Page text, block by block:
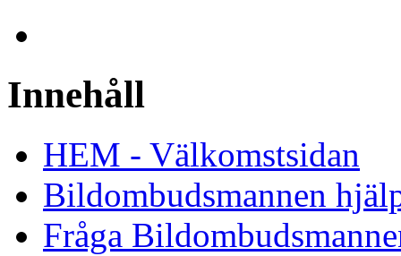
Innehåll
HEM - Välkomstsidan
Bildombudsmannen
Fråga